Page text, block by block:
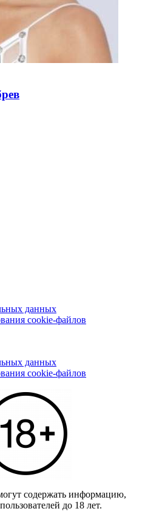
данных
cookie-файлов
данных
cookie-файлов
содержать информацию,
до 18 лет.